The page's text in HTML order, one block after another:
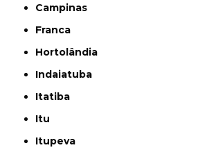
Campinas
Franca
Hortolândia
Indaiatuba
Itatiba
Itu
Itupeva